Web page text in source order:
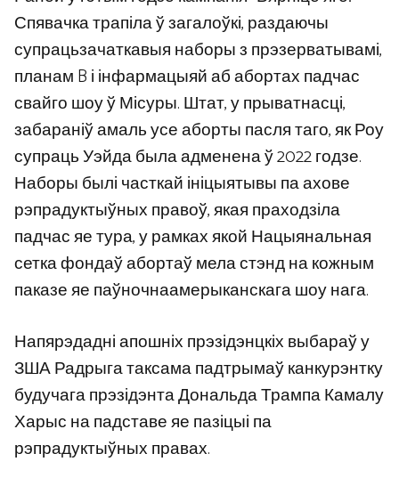
Спявачка трапіла ў загалоўкі, раздаючы
супрацьзачаткавыя наборы з прэзерватывамі,
планам B і інфармацыяй аб абортах падчас
свайго шоу ў Місуры. Штат, у прыватнасці,
забараніў амаль усе аборты пасля таго, як Роу
супраць Уэйда была адменена ў 2022 годзе.
Наборы былі часткай ініцыятывы па ахове
рэпрадуктыўных правоў, якая праходзіла
падчас яе тура, у рамках якой Нацыянальная
сетка фондаў абортаў мела стэнд на кожным
паказе яе паўночнаамерыканскага шоу нага.
Напярэдадні апошніх прэзідэнцкіх выбараў у
ЗША Радрыга таксама падтрымаў канкурэнтку
будучага прэзідэнта Дональда Трампа Камалу
Харыс на падставе яе пазіцыі па
рэпрадуктыўных правах.